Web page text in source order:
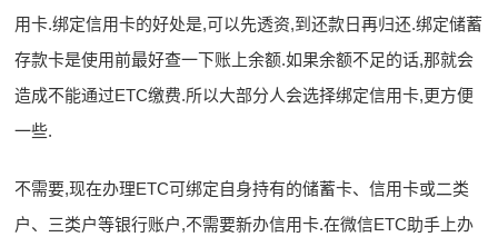
用卡.绑定信用卡的好处是,可以先透资,到还款日再归还.绑定储蓄
存款卡是使用前最好查一下账上余额.如果余额不足的话,那就会
造成不能通过ETC缴费.所以大部分人会选择绑定信用卡,更方便
一些.
不需要,现在办理ETC可绑定自身持有的储蓄卡、信用卡或二类
户、三类户等银行账户,不需要新办信用卡.在微信ETC助手上办